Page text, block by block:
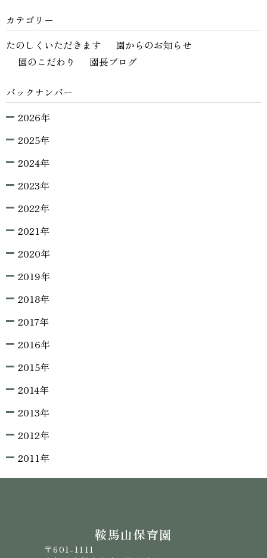
カテゴリー
たのしくいただきます
園からのお知らせ
園のこだわり
園長ブログ
バックナンバー
2026年
2025年
2024年
2023年
2022年
2021年
2020年
2019年
2018年
2017年
2016年
2015年
2014年
2013年
2012年
2011年
鞍馬山保育園
〒601-1111